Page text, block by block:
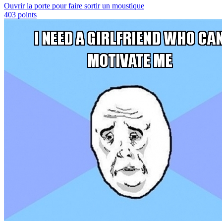
Ouvrir la porte pour faire sortir un moustique
403 points